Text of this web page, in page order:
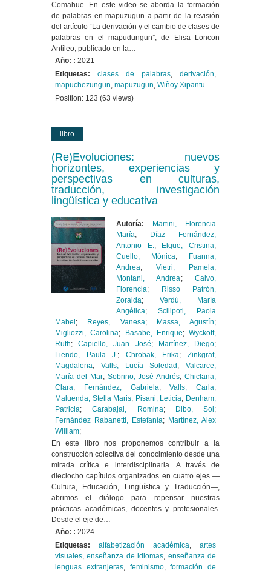
Comahue. En este video se aborda la formación
de palabras en mapuzugun a partir de la revisión
del artículo “La derivación y el cambio de clases de
palabras en el mapudungun”, de Elisa Loncon
Antileo, publicado en la…
Año: : 2021
Etiquetas:
clases de palabras, derivación,
mapuchezungun, mapuzugun, Wiñoy Xipantu
Position: 123 (63 views)
libro
(Re)Evoluciones: nuevos
horizontes, experiencias y
perspectivas en culturas,
traducción, investigación
lingüística y educativa
Autoría:
Martini, Florencia
María;
Díaz Fernández,
Antonio E.; Elgue, Cristina;
Cuello, Mónica;
Fuanna,
Andrea; Vietri, Pamela;
Montani, Andrea;Calvo,
Florencia;
Risso Patrón,
Zoraida; Verdú, María
Angélica; Scilipoti, Paola
Mabel ; Reyes, Vanesa; Massa, Agustín;
Migliozzi, Carolina; Basabe, Enrique; Wyckoff,
Ruth;Capiello, Juan José; Martínez, Diego;
Liendo, Paula J.; Chrobak, Erika;Zinkgräf,
Magdalena; Valls, Lucía Soledad ; Valcarce,
María del Mar; Sobrino, José Andrés;Chiclana,
Clara; Fernández, Gabriela;Valls, Carla;
Maluenda, Stella Maris; Pisani, Leticia; Denham,
Patricia;Carabajal, Romina; Dibo, Sol ;
Fernández Rabanetti, Estefanía; Martínez, Alex
William;
En este libro nos proponemos contribuir a la
construcción colectiva del conocimiento desde una
mirada crítica e interdisciplinaria. A través de
dieciocho capítulos organizados en cuatro ejes —
Cultura, Educación, Lingüística y Traducción—,
abrimos el diálogo para repensar nuestras
prácticas académicas, docentes y profesionales.
Desde el eje de…
Año: : 2024
Etiquetas:
alfabetización académica, artes
visuales,enseñanza de idiomas, enseñanza de
lenguas extranjeras, feminismo,formación de